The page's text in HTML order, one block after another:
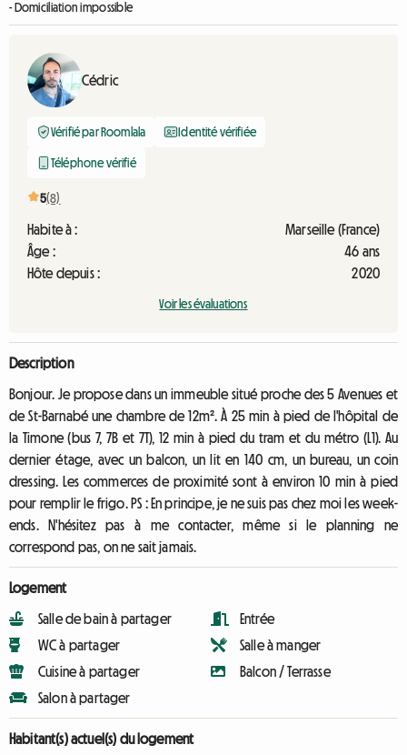
- Domiciliation impossible
Cédric
Vérifié par Roomlala Identité vérifiée
Téléphone vérifié
5(8)
Habite à :
Marseille (France)
Âge :
46 ans
Hôte depuis :
2020
Voir les évaluations
Description
Bonjour. Je propose dans un immeuble situé proche des 5 Avenues et
de St-Barnabé une chambre de 12m². À 25 min à pied de l'hôpital de
la Timone (bus 7, 7B et 7T), 12 min à pied du tram et du métro (L1). Au
dernier étage, avec un balcon, un lit en 140 cm, un bureau, un coin
dressing. Les commerces de proximité sont à environ 10 min à pied
pour remplir le frigo. PS : En principe, je ne suis pas chez moi les week-
ends. N'hésitez pas à me contacter, même si le planning ne
correspond pas, on ne sait jamais.
Logement
Salle de bain à partager
WC à partager
Cuisine à partager
Salon à partager
Entrée
Salle à manger
Balcon / Terrasse
Habitant(s) actuel(s) du logement